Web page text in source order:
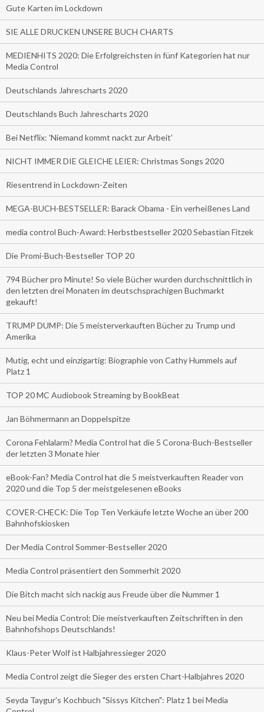
Gute Karten im Lockdown
SIE ALLE DRUCKEN UNSERE BUCH CHARTS
MEDIENHITS 2020: Die Erfolgreichsten in fünf Kategorien hat nur
Media Control
Deutschlands Jahrescharts 2020
Deutschlands Buch Jahrescharts 2020
Bei Netflix: 'Niemand kommt nackt zur Arbeit'
NICHT IMMER DIE GLEICHE LEIER: Christmas Songs 2020
Riesentrend in Lockdown-Zeiten
MEGA-BUCH-BESTSELLER: Barack Obama - Ein verheißenes Land
media control Buch-Award: Herbstbestseller 2020 Sebastian Fitzek
Die Promi-Buch-Bestseller TOP 20
794 Bücher pro Minute! So viele Bücher wurden durchschnittlich in
den letzten drei Monaten im deutschsprachigen Buchmarkt
gekauft!
TRUMP DUMP: Die 5 meisterverkauften Bücher zu Trump und
Amerika
Mutig, echt und einzigartig: Biographie von Cathy Hummels auf
Platz 1
TOP 20 MC Audiobook Streaming by BookBeat
Jan Böhmermann an Doppelspitze
Corona Fehlalarm? Media Control hat die 5 Corona-Buch-Bestseller
der letzten 3 Monate hier
eBook-Fan? Media Control hat die 5 meistverkauften Reader von
2020 und die Top 5 der meistgelesenen eBooks
COVER-CHECK: Die Top Ten Verkäufe letzte Woche an über 200
Bahnhofskiosken
Der Media Control Sommer-Bestseller 2020
Media Control präsentiert den Sommerhit 2020
Die Bitch macht sich nackig aus Freude über die Nummer 1
Neu bei Media Control: Die meistverkauften Zeitschriften in den
Bahnhofshops Deutschlands!
Klaus-Peter Wolf ist Halbjahressieger 2020
Media Control zeigt die Sieger des ersten Chart-Halbjahres 2020
Seyda Taygur's Kochbuch "Sissys Kitchen": Platz 1 bei Media